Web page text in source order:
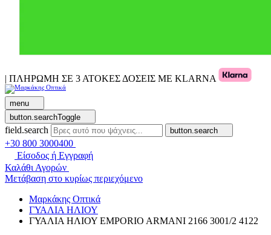
| ΠΛΗΡΩΜΗ ΣΕ 3 ΑΤΟΚΕΣ ΔΟΣΕΙΣ ΜΕ KLARNA
menu
button.searchToggle
field.search button.search
+30 800 3000400
Είσοδος ή Εγγραφή
Καλάθι Αγορών
Μετάβαση στο κυρίως περιεχόμενο
Μαρκάκης Οπτικά
ΓΥΑΛΙΑ ΗΛΙΟΥ
ΓΥΑΛΙΑ ΗΛΙΟΥ EMPORIO ARMANI 2166 3001/2 4122